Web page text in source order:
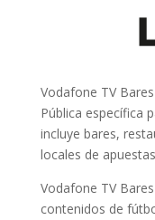
Vodafone TV
Pública específica
incluye bares,
locales de
Vodafone TV
contenidos de